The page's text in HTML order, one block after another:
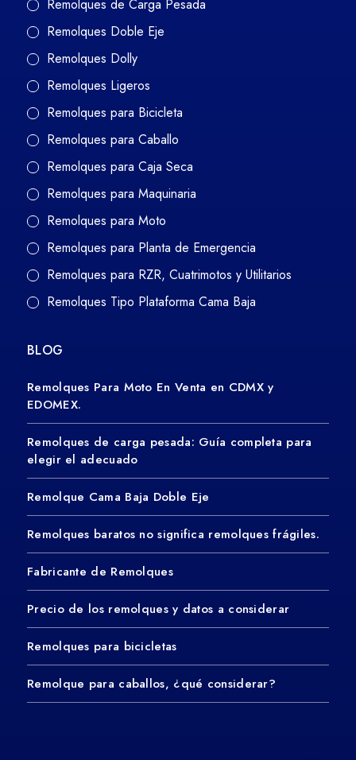
Remolques de Carga Pesada
Remolques Doble Eje
Remolques Dolly
Remolques Ligeros
Remolques para Bicicleta
Remolques para Caballo
Remolques para Caja Seca
Remolques para Maquinaria
Remolques para Moto
Remolques para Planta de Emergencia
Remolques para RZR, Cuatrimotos y Utilitarios
Remolques Tipo Plataforma Cama Baja
BLOG
Remolques Para Moto En Venta en CDMX y
EDOMEX.
Remolques de carga pesada: Guía completa para
elegir el adecuado
Remolque Cama Baja Doble Eje
Remolques baratos no significa remolques frágiles.
Fabricante de Remolques
Precio de los remolques y datos a considerar
Remolques para bicicletas
Remolque para caballos, ¿qué considerar?